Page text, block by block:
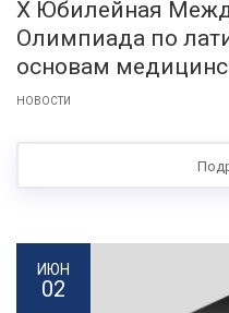
X Юбилейная
Олимпиада по
основам
НОВОСТИ
ИЮН
02